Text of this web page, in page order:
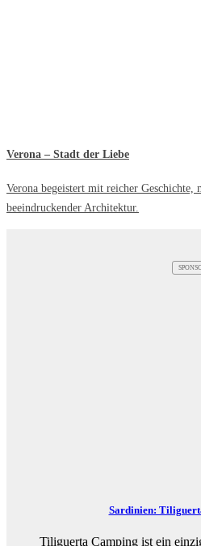
Verona – Stadt der Liebe
Verona begeistert mit reicher
beeindruckender Architektur.
Sardinien:
Tiliguerta Camping ist ein